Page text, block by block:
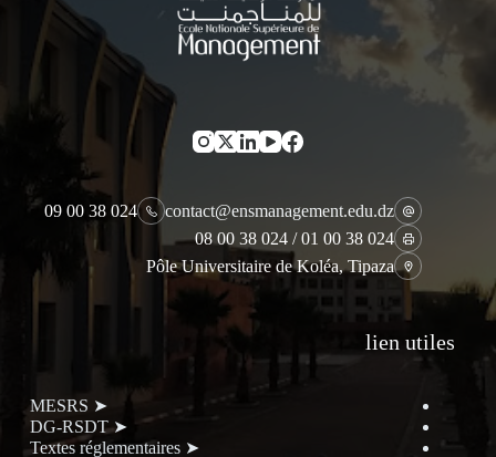
contact@ensmanagement.edu.dz
024 38 00 09
024 38 00 01 / 024 38 00 08
Pôle Universitaire de Koléa, Tipaza
lien utiles
➤ MESRS
➤ DG-RSDT
➤ Textes réglementaires